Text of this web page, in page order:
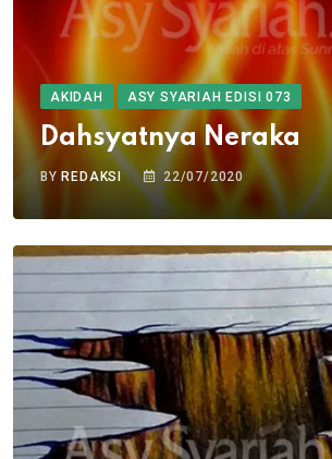
AKIDAH ASY SYARIAH EDISI 073
Dahsyatnya Neraka
BYREDAKSI 22/07/2020